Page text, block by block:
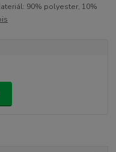
90% polyester, 10%